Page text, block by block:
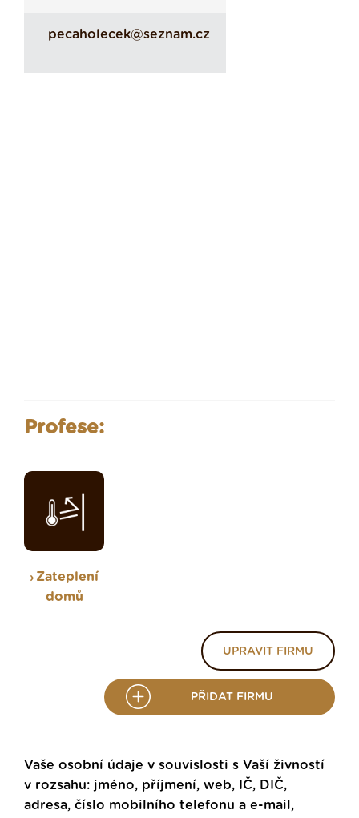
pecaholecek@seznam.cz
Profese:
Zateplení
domů
UPRAVIT FIRMU
PŘIDAT FIRMU
Vaše osobní údaje v souvislosti s Vaší živností
v rozsahu: jméno, příjmení, web, IČ, DIČ,
adresa, číslo mobilního telefonu a e-mail,